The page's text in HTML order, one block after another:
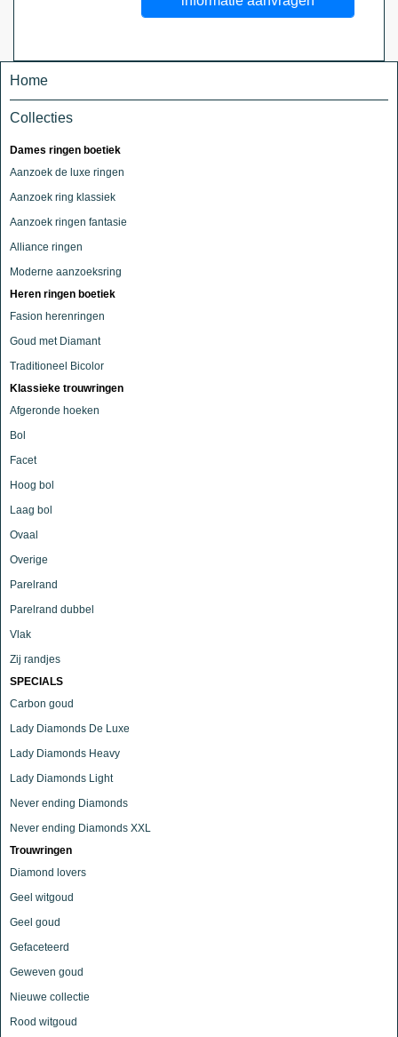
Home
Collecties
Dames ringen boetiek
Aanzoek de luxe ringen
Aanzoek ring klassiek
Aanzoek ringen fantasie
Alliance ringen
Moderne aanzoeksring
Heren ringen boetiek
Fasion herenringen
Goud met Diamant
Traditioneel Bicolor
Klassieke trouwringen
Afgeronde hoeken
Bol
Facet
Hoog bol
Laag bol
Ovaal
Overige
Parelrand
Parelrand dubbel
Vlak
Zij randjes
SPECIALS
Carbon goud
Lady Diamonds De Luxe
Lady Diamonds Heavy
Lady Diamonds Light
Never ending Diamonds
Never ending Diamonds XXL
Trouwringen
Diamond lovers
Geel witgoud
Geel goud
Gefaceteerd
Geweven goud
Nieuwe collectie
Rood witgoud